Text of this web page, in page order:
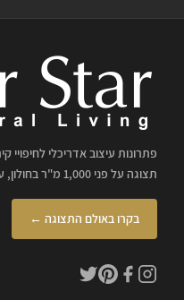
פתרונות עיצוב אדריכלי לחיפויי
תצוגה על פני 1,000 מ"ר בחולון, עם ליווי מקצועי של מעצבי פנים.
בקרו באולם התצוגה ←